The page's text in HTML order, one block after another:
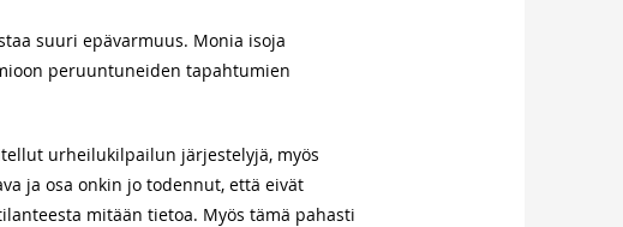
suuri epävarmuus. Monia isoja
peruuntuneiden tapahtumien
urheilukilpailun järjestelyjä, myös
ja osa onkin jo todennut, että eivät
mitään tietoa. Myös tämä pahasti